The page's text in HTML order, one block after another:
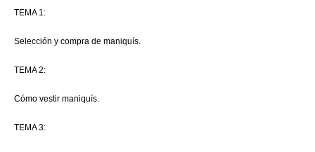
TEMA 1:
Selección y compra de maniquís.
TEMA 2:
Cómo vestir maniquís.
TEMA 3: